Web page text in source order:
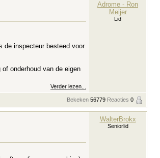
de inspecteur besteed voor
onderhoud van de eigen
Verder lezen...
Adrome - Ron
Meijer
Lid
Bekeken 56779 Reacties 0
WalterBrokx
Seniorlid